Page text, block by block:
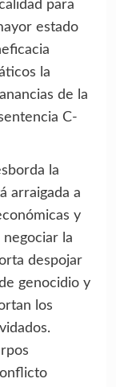
para
estado
la
de la
C-
la
arraigada a
y
la
despojar
genocidio y
los